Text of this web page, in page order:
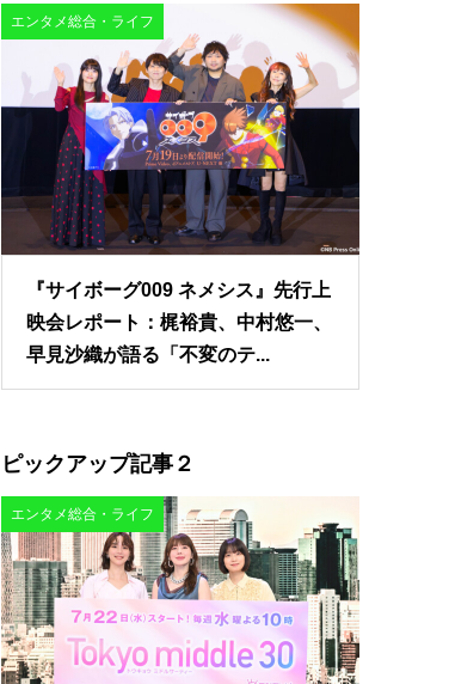
エンタメ総合・ライフ
『サイボーグ009 ネメシス』先行上
映会レポート：梶裕貴、中村悠一、
早見沙織が語る「不変のテ...
ピックアップ記事２
エンタメ総合・ライフ